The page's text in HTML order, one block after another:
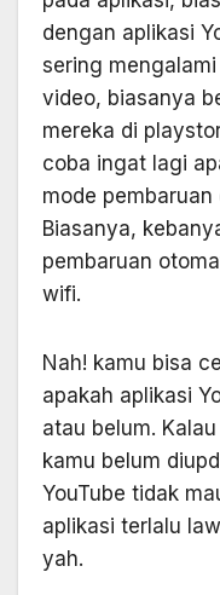
dengan aplikasi
sering
video, biasanya
mereka di
coba ingat lagi
mode
Biasanya,
pembaruan
wifi.
Nah! kamu bisa
apakah aplikasi
atau belum.
kamu belum
YouTube tidak
aplikasi terlalu
yah.